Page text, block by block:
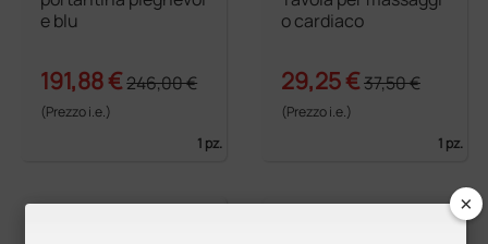
e blu
191,88 €246,00 €
(Prezzo i.e.)
1 pz.
o cardiaco
29,25 €37,50 €
(Prezzo i.e.)
1 pz.
×